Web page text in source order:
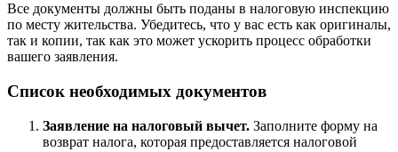
Все документы должны быть поданы в налоговую инспекцию
по месту жительства. Убедитесь, что у вас есть как оригиналы,
так и копии, так как это может ускорить процесс обработки
вашего заявления.
Список необходимых документов
Заявление на налоговый вычет. Заполните форму на
возврат налога, которая предоставляется налоговой